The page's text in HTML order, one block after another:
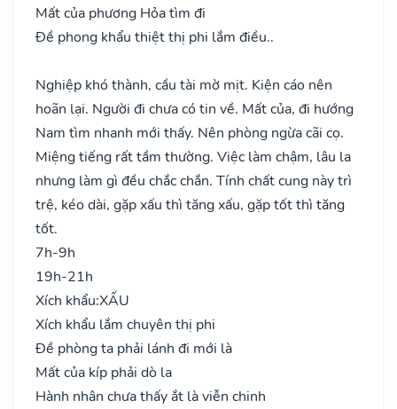
Mất của phương Hỏa tìm đi
Đề phong khẩu thiệt thị phi lắm điều..
Nghiệp khó thành, cầu tài mờ mịt. Kiện cáo nên
hoãn lại. Người đi chưa có tin về. Mất của, đi hướng
Nam tìm nhanh mới thấy. Nên phòng ngừa cãi cọ.
Miệng tiếng rất tầm thường. Việc làm chậm, lâu la
nhưng làm gì đều chắc chắn. Tính chất cung này trì
trệ, kéo dài, gặp xấu thì tăng xấu, gặp tốt thì tăng
tốt.
7h-9h
19h-21h
Xích khẩu:XẤU
Xích khẩu lắm chuyên thị phi
Đề phòng ta phải lánh đi mới là
Mất của kíp phải dò la
Hành nhân chưa thấy ắt là viễn chinh